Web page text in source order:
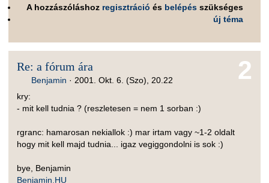
A hozzászóláshoz regisztráció és belépés szükséges
új téma
2
Re: a fórum ára
Benjamin · 2001. Okt. 6. (Szo), 20.22
kry:
- mit kell tudnia ? (reszletesen = nem 1 sorban :)
rgranc: hamarosan nekiallok :) mar irtam vagy ~1-2 oldalt
hogy mit kell majd tudnia... igaz vegiggondolni is sok :)
bye, Benjamin
Benjamin.HU